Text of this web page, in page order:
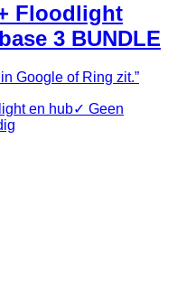
Floodlight
3 BUNDLE
Google of Ring zit.”
en hub✓ Geen